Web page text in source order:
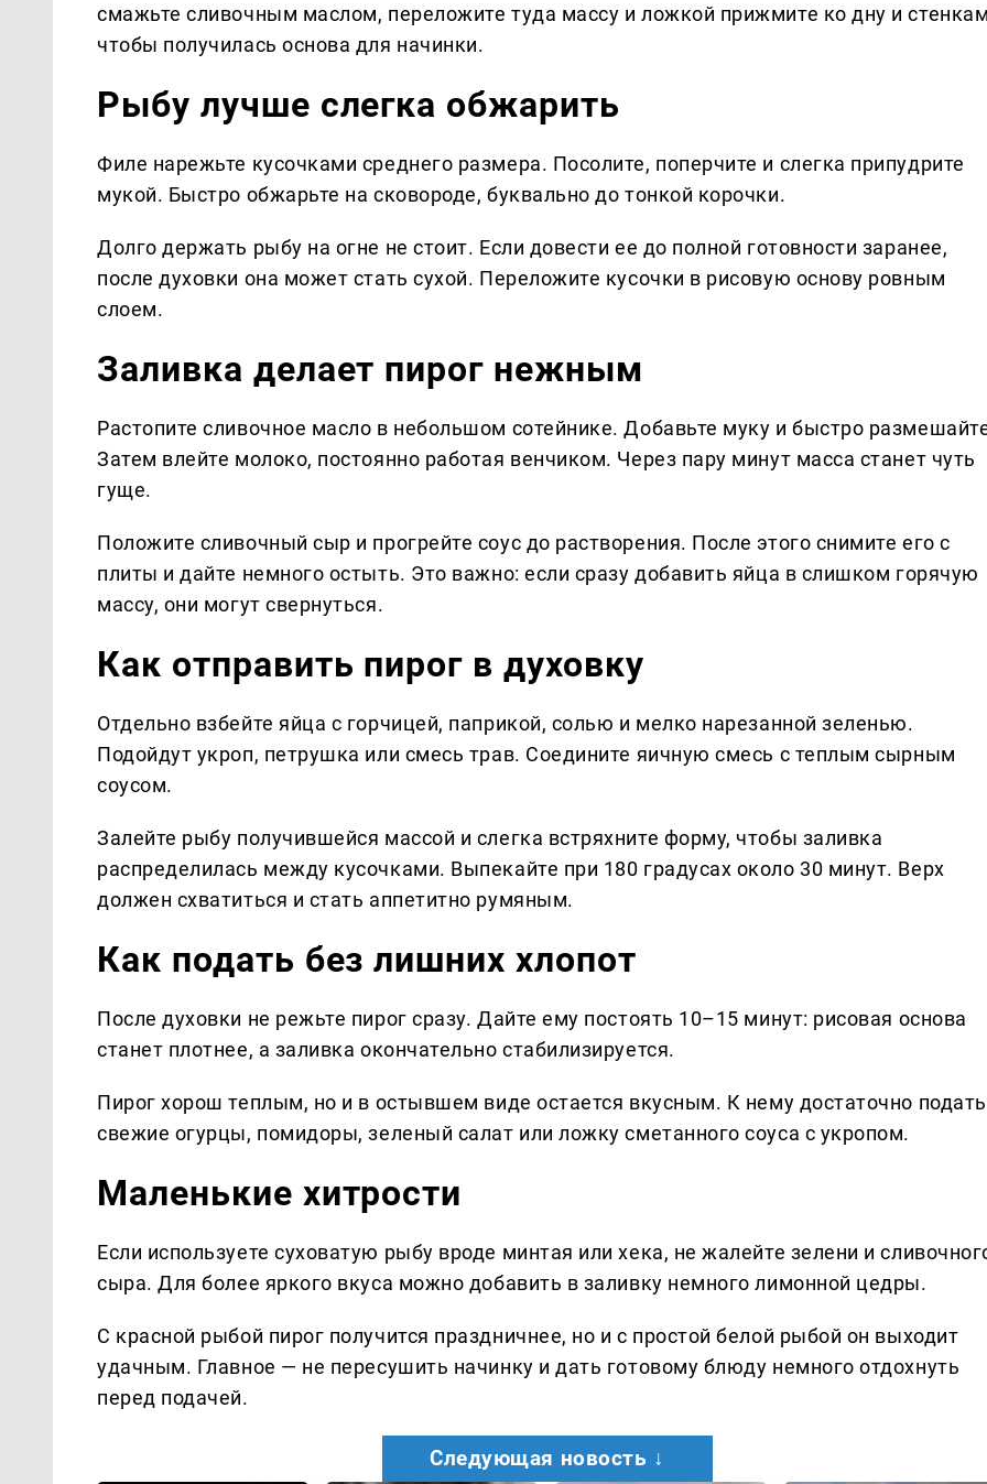
смажьте сливочным маслом, переложите туда массу и ложкой прижмите ко дну и
чтобы получилась основа для начинки.
Рыбу лучше слегка обжарить
Филе нарежьте кусочками среднего размера. Посолите, поперчите и слегка припудрите
мукой. Быстро обжарьте на сковороде, буквально до тонкой корочки.
Долго держать рыбу на огне не стоит. Если довести ее до полной готовности заранее,
после духовки она может стать сухой. Переложите кусочки в рисовую основу ровным
слоем.
Заливка делает пирог нежным
Растопите сливочное масло в небольшом сотейнике. Добавьте муку и быстро
Затем влейте молоко, постоянно работая венчиком. Через пару минут масса станет чуть
гуще.
Положите сливочный сыр и прогрейте соус до растворения. После этого снимите его с
плиты и дайте немного остыть. Это важно: если сразу добавить яйца в слишком горячую
массу, они могут свернуться.
Как отправить пирог в духовку
Отдельно взбейте яйца с горчицей, паприкой, солью и мелко нарезанной зеленью.
Подойдут укроп, петрушка или смесь трав. Соедините яичную смесь с теплым сырным
соусом.
Залейте рыбу получившейся массой и слегка встряхните форму, чтобы заливка
распределилась между кусочками. Выпекайте при 180 градусах около 30 минут. Верх
должен схватиться и стать аппетитно румяным.
Как подать без лишних хлопот
После духовки не режьте пирог сразу. Дайте ему постоять 10–15 минут: рисовая основа
станет плотнее, а заливка окончательно стабилизируется.
Пирог хорош теплым, но и в остывшем виде остается вкусным. К нему достаточно подать
свежие огурцы, помидоры, зеленый салат или ложку сметанного соуса с укропом.
Маленькие хитрости
Если используете суховатую рыбу вроде минтая или хека, не жалейте зелени и
сыра. Для более яркого вкуса можно добавить в заливку немного лимонной цедры.
С красной рыбой пирог получится праздничнее, но и с простой белой рыбой он выходит
удачным. Главное — не пересушить начинку и дать готовому блюду немного отдохнуть
перед подачей.
Следующая новость ↓